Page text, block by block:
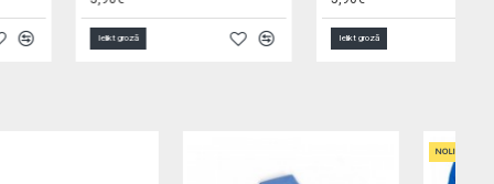
Ielikt grozā Ielikt grozā